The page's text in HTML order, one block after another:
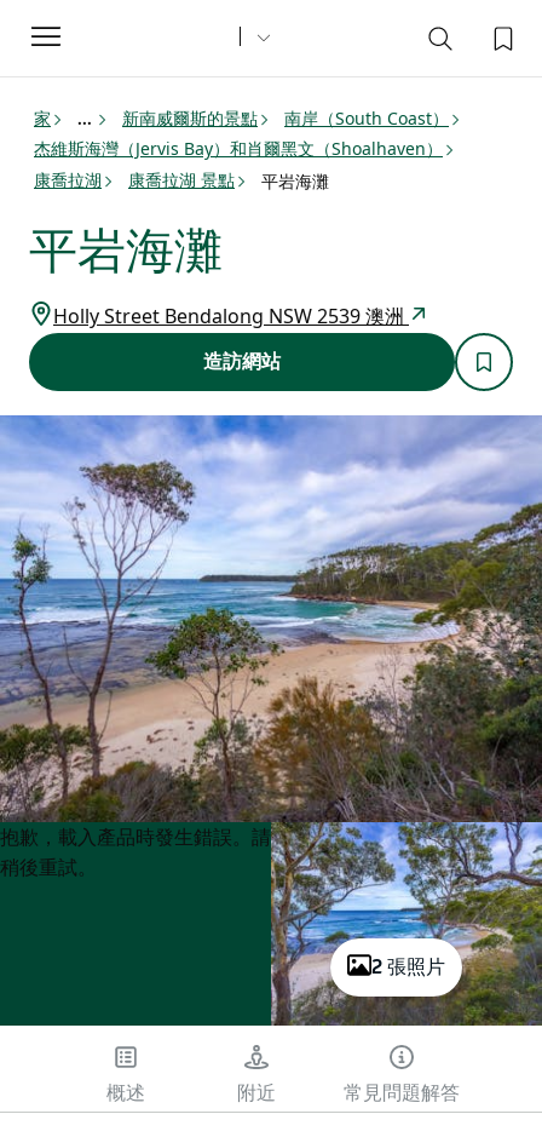
Toggle
navigation
家 ... 新南威爾斯的景點
南岸（South Coast）
杰維斯海灣（Jervis Bay）和肖爾黑文（Shoalhaven）
康喬拉湖
康喬拉湖 景點 平岩海灘
平岩海灘
Holly Street Bendalong NSW 2539 澳洲
造訪網站
2 張照片
Product
List
Product
List
抱歉，載入產品時發生錯誤。請
稍後重試。
概述 附近 常見問題解答